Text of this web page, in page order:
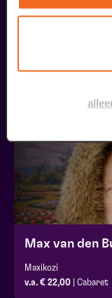
€ 472.000,- | Try-out
21
Max van den
Maxikozi
v.a. € 22,00 | Cabaret